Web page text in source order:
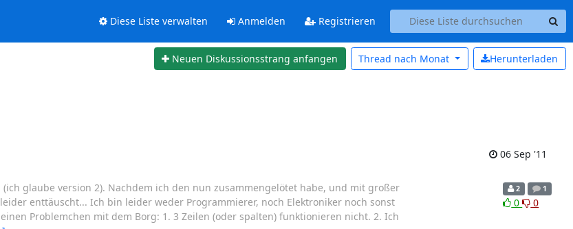
Diese Liste verwalten Anmelden Registrieren
Neuen Diskussionsstrang anfangen Herunterladen
Thread nach Monat
06 Sep '11
glaube version 2). Nachdem ich den nun zusammengelötet habe, und mit großer
enttäuscht... Ich bin leider weder Programmierer, noch Elektroniker noch sonst
Problemchen mit dem Borg: 1. 3 Zeilen (oder spalten) funktionieren nicht. 2. Ich
2 1
0 0